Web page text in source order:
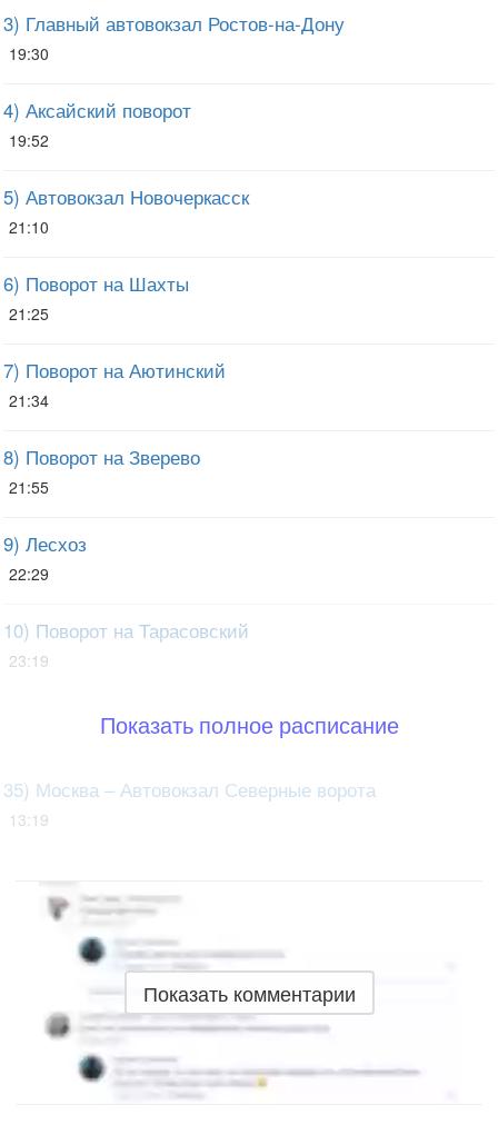
3) Главный автовокзал Ростов-на-Дону
19:30
4) Аксайский поворот
19:52
5) Автовокзал Новочеркасск
21:10
6) Поворот на Шахты
21:25
7) Поворот на Аютинский
21:34
8) Поворот на Зверево
21:55
9) Лесхоз
22:29
10) Поворот на Тарасовский
23:19
Показать полное расписание
35) Москва – Автовокзал Северные ворота
13:19
Показать комментарии